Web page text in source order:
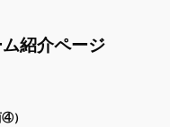
紹介ページ
）